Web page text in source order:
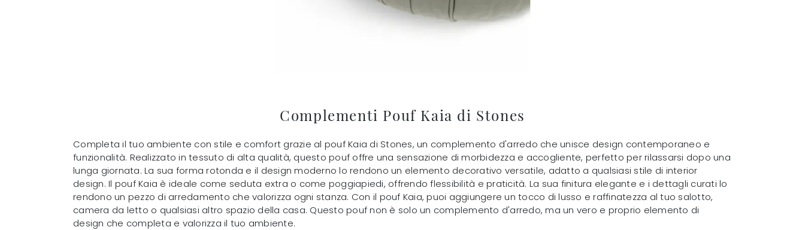
Complementi Pouf Kaia di Stones
Completa il tuo ambiente con stile e comfort grazie al pouf Kaia di Stones, un complemento d'arredo che unisce design contemporaneo e
funzionalità. Realizzato in tessuto di alta qualità, questo pouf offre una sensazione di morbidezza e accogliente, perfetto per rilassarsi dopo una
lunga giornata. La sua forma rotonda e il design moderno lo rendono un elemento decorativo versatile, adatto a qualsiasi stile di interior
design. Il pouf Kaia è ideale come seduta extra o come poggiapiedi, offrendo flessibilità e praticità. La sua finitura elegante e i dettagli curati lo
rendono un pezzo di arredamento che valorizza ogni stanza. Con il pouf Kaia, puoi aggiungere un tocco di lusso e raffinatezza al tuo salotto,
camera da letto o qualsiasi altro spazio della casa. Questo pouf non è solo un complemento d'arredo, ma un vero e proprio elemento di
design che completa e valorizza il tuo ambiente.